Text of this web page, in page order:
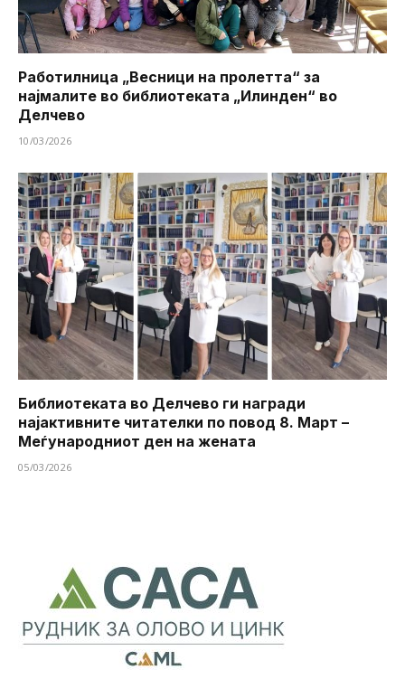
Работилница „Весници на пролетта“ за
најмалите во библиотеката „Илинден“ во
Делчево
10/03/2026
Библиотеката во Делчево ги награди
најактивните читателки по повод 8. Март –
Меѓународниот ден на жената
05/03/2026